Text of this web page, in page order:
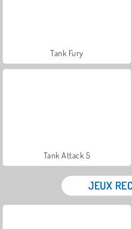
Tank Fury
Tank Attack 5
JEUX